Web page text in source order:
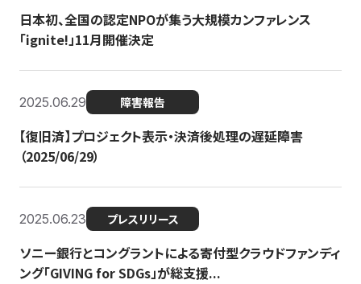
日本初、全国の認定NPOが集う大規模カンファレンス
「ignite!」11月開催決定
2025.06.29 障害報告
【復旧済】プロジェクト表示・決済後処理の遅延障害
（2025/06/29）
2025.06.23 プレスリリース
ソニー銀行とコングラントによる寄付型クラウドファンディ
ング「GIVING for SDGs」が総支援...